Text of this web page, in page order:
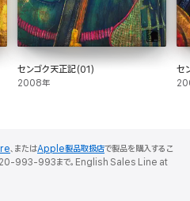
センゴク天正記(01)
2008年
セ
、またはApple製品取扱店で製品を購入するこ
0120-993-993まで。English Sales Line at